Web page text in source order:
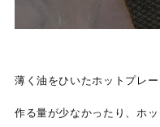
薄く油をひいたホットプレ
作る量が少なかったり、ホ